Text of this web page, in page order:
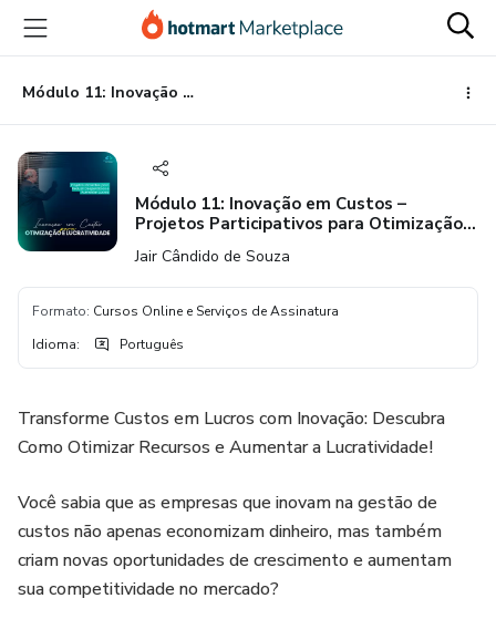
para
conteúdo
principal
para
pagamento
para
rodapé
Módulo 11: Inovação em Custos – Projetos Participativos para Otimização e Lucratividade
Módulo 11: Inovação em Custos –
Projetos Participativos para Otimização e
Lucratividade
Jair Cândido de Souza
Formato: Cursos Online e Serviços de Assinatura
Idioma: Português
Transforme Custos em Lucros com Inovação: Descubra
Como Otimizar Recursos e Aumentar a Lucratividade!
Você sabia que as empresas que inovam na gestão de
custos não apenas economizam dinheiro, mas também
criam novas oportunidades de crescimento e aumentam
sua competitividade no mercado?